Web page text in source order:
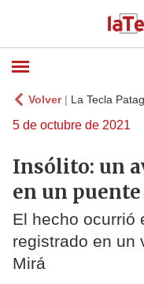
Volver| La Tecla
5 de octubre de 2021
Insólito: un
en un puente
El hecho ocurrió
registrado en un
Mirá